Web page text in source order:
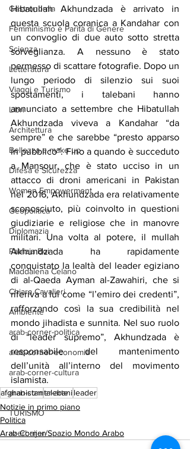
Gastronomia
Femminismo e Parità di Genere
Scienza
Letteratura
Viaggi e Turismo
Libri
Architettura
Bellezza e make up
Difesa e Sicurezza
Women Empowerment
Geopolitica
Diplomazia
Patrizia Boi
Maddalena Celano
Chiara Cavalieri
Ambiente
arab-corner-politica
arab-corner-economia
arab-corner-cultura
arab-corner-arte
TURISMO
azerbaijan
Hibatullah Akhundzada è arrivato in
questa scuola coranica a Kandahar con
un convoglio di due auto sotto stretta
sorveglianza. A nessuno è stato
permesso di scattare fotografie. Dopo un
lungo periodo di silenzio sui suoi
spostamenti, i talebani hanno
annunciato a settembre che Hibatullah
Akhundzada viveva a Kandahar “da
sempre” e che sarebbe “presto apparso
in pubblico”. Fino a quando è succeduto
a Mansour, che è stato ucciso in un
attacco di droni americani in Pakistan
nel 2016, Akhundzada era relativamente
sconosciuto, più coinvolto in questioni
giudiziarie e religiose che in manovre
militari. Una volta al potere, il mullah
Akhundzada ha rapidamente
conquistato la lealtà del leader egiziano
di al-Qaeda Ayman al-Zawahiri, che si
riferiva a lui come “l’emiro dei credenti”,
rafforzando così la sua credibilità nel
mondo jihadista e sunnita. Nel suo ruolo
di “leader supremo”, Akhundzada è
responsabile del mantenimento
dell’unità all’interno del movimento
islamista.
afghanistantalebanileader
Notizie in primo piano
Politica
Arab Corner/Spazio Mondo Arabo